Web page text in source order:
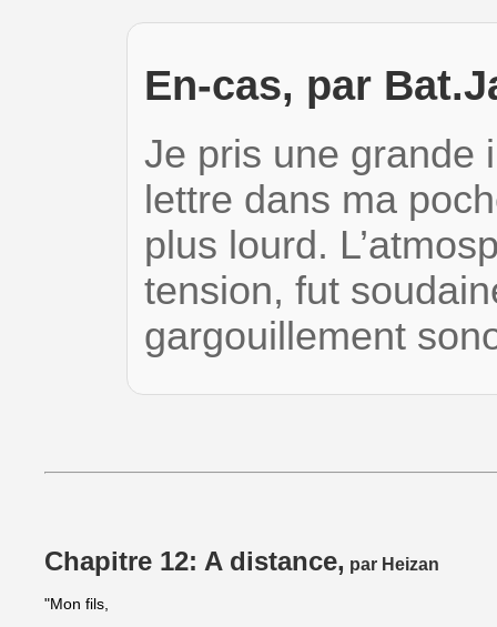
En-cas, par
Je pris une grande
lettre dans ma
plus lourd.
tension, fut
gargouillement
Chapitre 12: A distance, par Heizan
"Mon fils,